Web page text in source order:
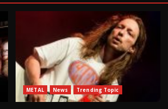
METAL News Trending Topic